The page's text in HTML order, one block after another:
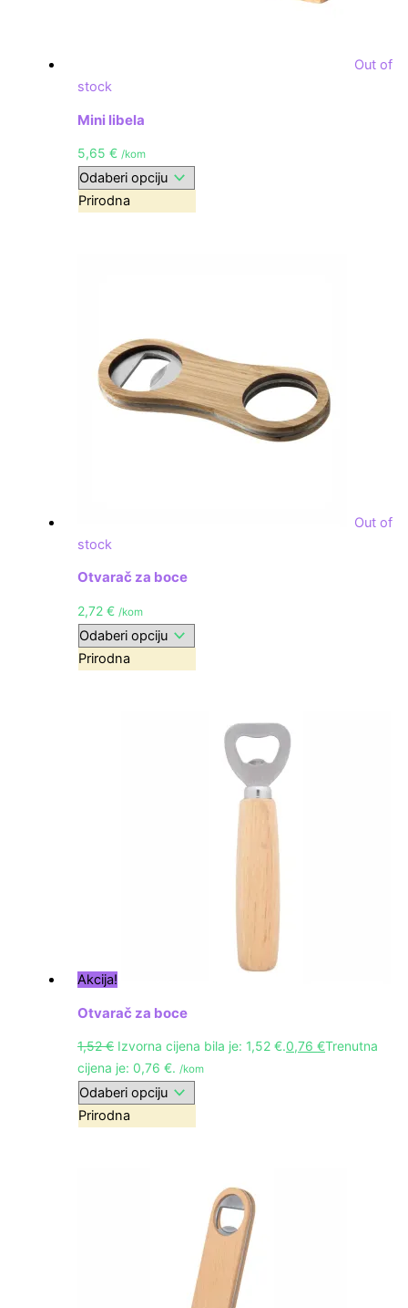
Out of
stock
Mini libela
5,65€ /kom
Prirodna
Out of
stock
Otvarač za boce
2,72€ /kom
Prirodna
Akcija!
Otvarač za boce
1,52€ Izvorna cijena bila je: 1,52 €.0,76€Trenutna
cijena je: 0,76 €. /kom
Prirodna